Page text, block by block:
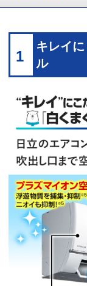
1
キレイ
ル